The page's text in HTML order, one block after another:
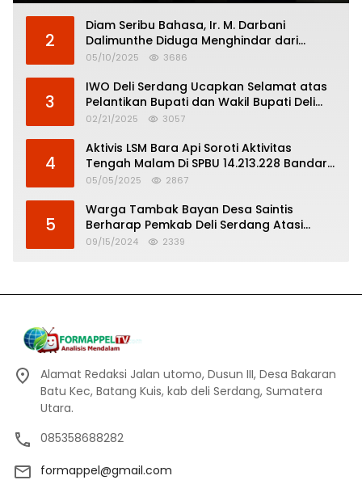
2
Diam Seribu Bahasa, Ir. M. Darbani
Dalimunthe Diduga Menghindar dari
Pertanggungjawaban Politik
05/10/2025 3686
3
IWO Deli Serdang Ucapkan Selamat atas
Pelantikan Bupati dan Wakil Bupati Deli
Serdang
02/21/2025 3057
4
Aktivis LSM Bara Api Soroti Aktivitas
Tengah Malam Di SPBU 14.213.228 Bandar
Tinggi
05/05/2025 2867
5
Warga Tambak Bayan Desa Saintis
Berharap Pemkab Deli Serdang Atasi
Banjir
09/15/2024 2339
Alamat Redaksi Jalan utomo, Dusun III, Desa Bakaran
Batu Kec, Batang Kuis, kab deli Serdang, Sumatera
Utara.
085358688282
formappel@gmail.com